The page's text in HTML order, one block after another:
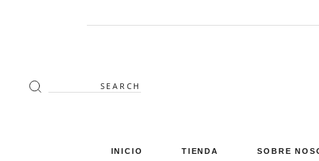
Search
for:
INICIO TIENDA SOBRE